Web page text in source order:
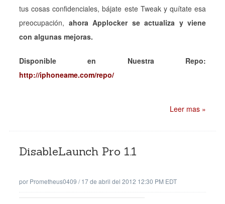
tus cosas confidenciales, bájate este Tweak y quítate esa
preocupación, ahora Applocker se actualiza y viene
con algunas mejoras.
Disponible en Nuestra Repo:
http://iphoneame.com/repo/
Leer mas »
DisableLaunch Pro 1.1
por Prometheus0409 /17 de abril del 2012 12:30 PM EDT